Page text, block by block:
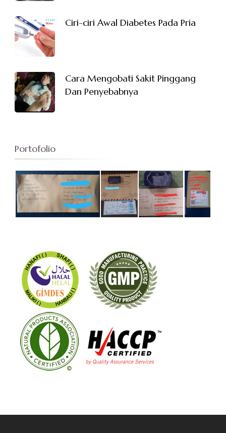
Ciri-ciri Awal Diabetes Pada Pria
Cara Mengobati Sakit Pinggang
Dan Penyebabnya
Portofolio